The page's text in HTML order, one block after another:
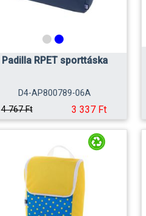
Padilla RPET sporttáska
D4-AP800789-06A
4 767 Ft
3 337 Ft